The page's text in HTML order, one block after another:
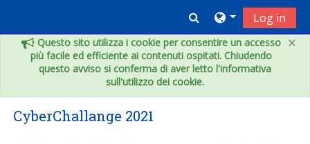
×
Questo sito utilizza i cookie per consentire un accesso
più facile ed efficiente ai contenuti ospitati. Chiudendo
questo avviso si conferma di aver letto l'informativa
sull'utilizzo dei cookie.
Toggle search
Log in
CyberChallange 2021